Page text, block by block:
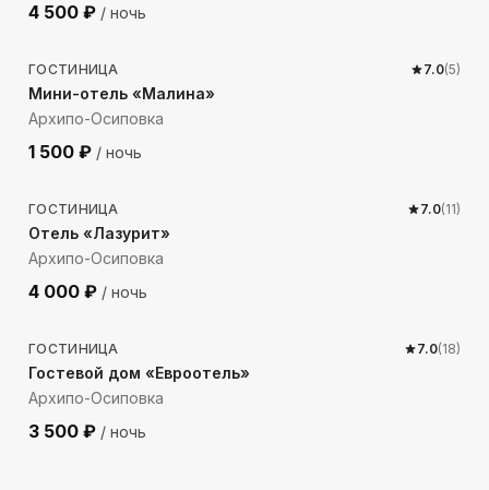
4 500 ₽ / ночь
221м до моря
ГОСТИНИЦА 7.0(5)
Мини-отель «Малина»
Архипо-Осиповка
1 500 ₽ / ночь
213м до моря
ГОСТИНИЦА 7.0(11)
Отель «Лазурит»
Архипо-Осиповка
4 000 ₽ / ночь
365м до моря
ГОСТИНИЦА 7.0(18)
Гостевой дом «Евроотель»
Архипо-Осиповка
3 500 ₽ / ночь